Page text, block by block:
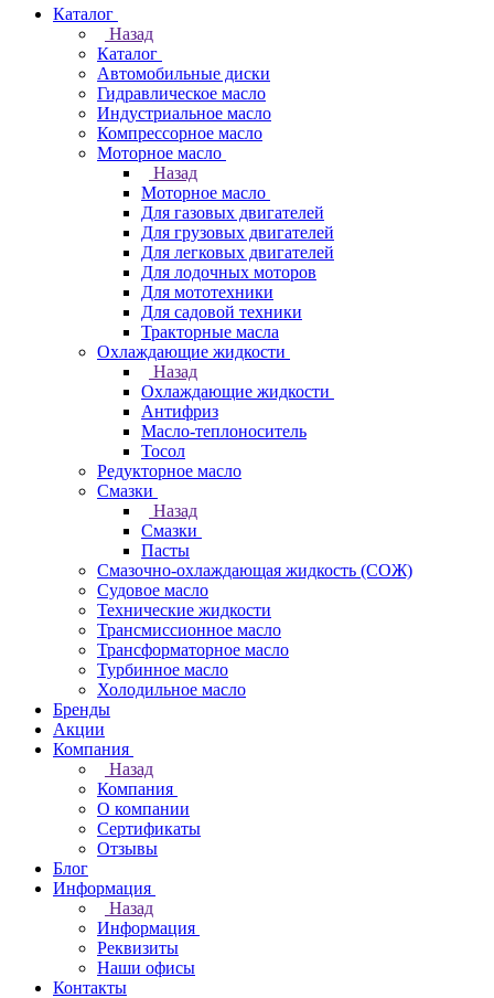
Каталог
Назад
Каталог
Автомобильные диски
Гидравлическое масло
Индустриальное масло
Компрессорное масло
Моторное масло
Назад
Моторное масло
Для газовых двигателей
Для грузовых двигателей
Для легковых двигателей
Для лодочных моторов
Для мототехники
Для садовой техники
Тракторные масла
Охлаждающие жидкости
Назад
Охлаждающие жидкости
Антифриз
Масло-теплоноситель
Тосол
Редукторное масло
Смазки
Назад
Смазки
Пасты
Смазочно-охлаждающая жидкость (СОЖ)
Судовое масло
Технические жидкости
Трансмиссионное масло
Трансформаторное масло
Турбинное масло
Холодильное масло
Бренды
Акции
Компания
Назад
Компания
О компании
Сертификаты
Отзывы
Блог
Информация
Назад
Информация
Реквизиты
Наши офисы
Контакты